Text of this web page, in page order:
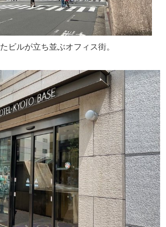
ビルが立ち並ぶオフィス街。